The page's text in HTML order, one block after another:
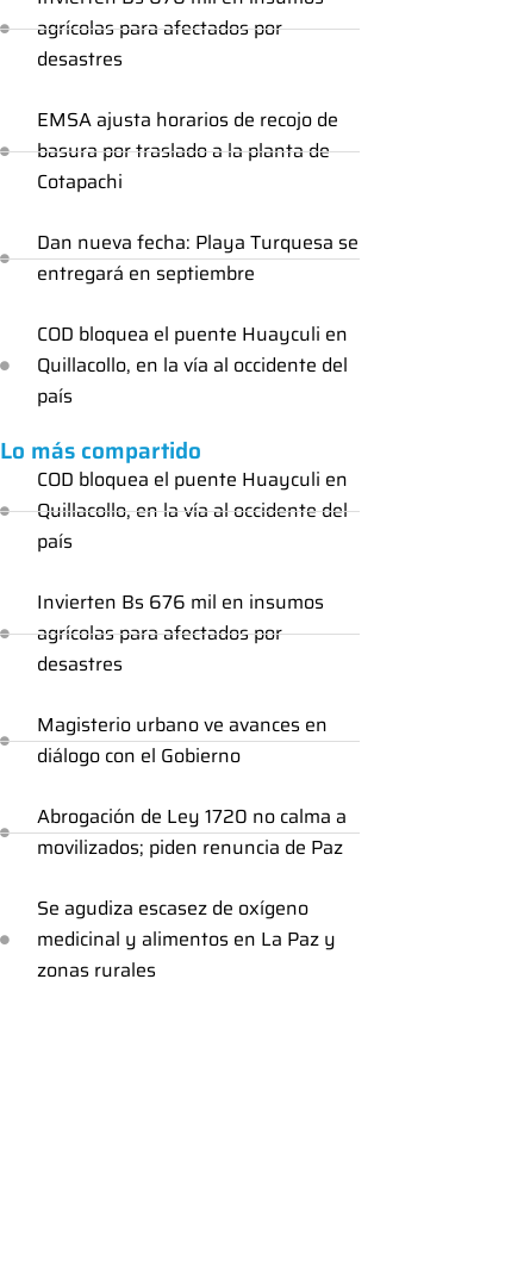
agrícolas para afectados por
desastres
EMSA ajusta horarios de recojo de
basura por traslado a la planta de
Cotapachi
Dan nueva fecha: Playa Turquesa se
entregará en septiembre
COD bloquea el puente Huayculi en
Quillacollo, en la vía al occidente del
país
Lo más compartido
COD bloquea el puente Huayculi en
Quillacollo, en la vía al occidente del
país
Invierten Bs 676 mil en insumos
agrícolas para afectados por
desastres
Magisterio urbano ve avances en
diálogo con el Gobierno
Abrogación de Ley 1720 no calma a
movilizados; piden renuncia de Paz
Se agudiza escasez de oxígeno
medicinal y alimentos en La Paz y
zonas rurales